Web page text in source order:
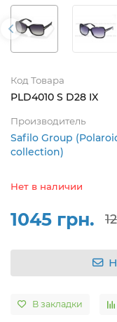
Код Товара
PLD4010 S D28 IX
Производитель
Safilo Group
collection)
Нет в наличии
1045 грн.
В закладки